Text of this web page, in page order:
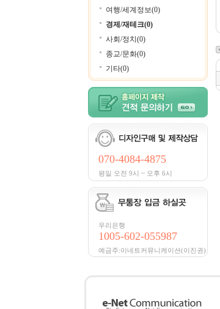
여행/세계정보(0)
경제/재테크(0)
사회/정치(0)
종교/문화(0)
기타(0)
070-4084-4875
평일 오전 9시 ~ 오후 6시
우리은행
1005-602-055987
예금주:이네트커뮤니케이션(이진권)